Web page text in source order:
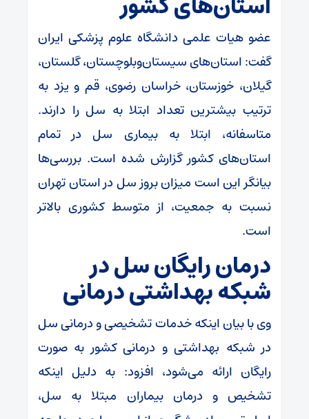
عضو هیات‌ علمی دانشگاه علوم‌ پزشکی ایران
گفت: استان‌های سیستان‌وبلوچستان، گلستان،
گیلان، خوزستان، خراسان رضوی، قم و یزد به
ترتیب بیشترین تعداد ابتلا به سل را دارند.
متاسفانه، ابتلا به بیماری سل در تمام
استان‌های کشور گزارش شده است. بررسی‌ها
بیانگر این است میزان بروز سل در استان تهران
نسبت به جمعیت، از متوسط کشوری بالاتر
است.
درمان رایگان سل در
شبکه بهداشتی درمانی
وی با بیان اینکه خدمات تشخیصی و درمانی سل
در شبکه بهداشتی و درمانی کشور به صورت
رایگان ارائه می‌شود، افزود: به دلیل اینکه
تشخیص و درمان بیماران مبتلا به سل،